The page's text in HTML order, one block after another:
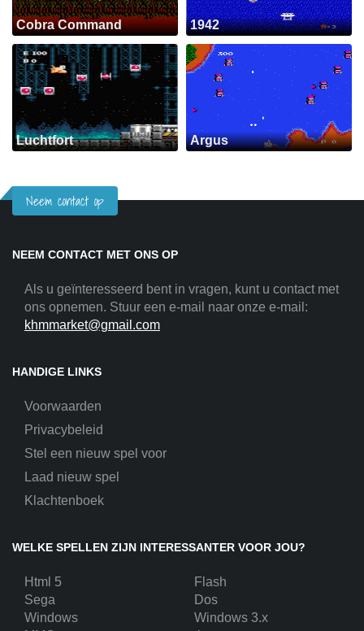
Cobra Command 1942
Luchtfort Argus
Neem contact op
NEEM CONTACT MET ONS OP
Als u geïnteresseerd bent in vragen, kunt u contact met
ons opnemen. Stuur een e-mail naar onze e-mail:
khmmarket@gmail.com
HANDIGE LINKS
Voorwaarden
Privacybeleid
Stel een nieuw spel voor
Laad nieuw spel
Klachtenboek
WELKE SPELLEN ZIJN INTERESSANTER VOOR JOU?
Html 5
Flash
Sega
Dos
Windows
Windows 3.x